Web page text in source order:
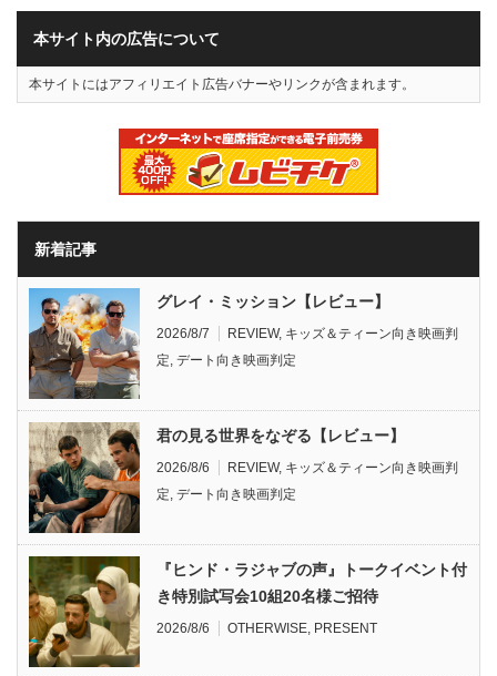
本サイト内の広告について
本サイトにはアフィリエイト広告バナーやリンクが含まれます。
新着記事
グレイ・ミッション【レビュー】
2026/8/7 REVIEW, キッズ＆ティーン向き映画判
定, デート向き映画判定
君の見る世界をなぞる【レビュー】
2026/8/6 REVIEW, キッズ＆ティーン向き映画判
定, デート向き映画判定
『ヒンド・ラジャブの声』トークイベント付
き特別試写会10組20名様ご招待
2026/8/6 OTHERWISE, PRESENT